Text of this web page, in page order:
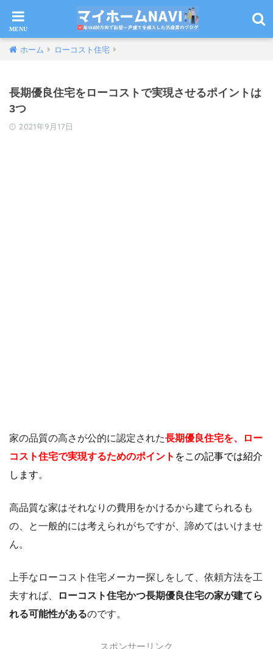
ホーム ローコスト住宅
長期優良住宅をローコストで実現させるポイントは
3つ
2021年9月17日
家の品質の高さが公的に認定された長期優良住宅を、ロー
コスト住宅で実現するためのポイント をこの記事では紹介
します。
高品質な家はそれなりの費用をかけるから建てられるも
の、と一般的には考えられがちですが、諦めてはいけませ
ん。
上手なローコスト住宅メーカー探しをして、依頼方法を工
夫すれば、
ローコスト住宅かつ長期優良住宅の家が建てら
れる可能性があるのです。
スポンサーリンク